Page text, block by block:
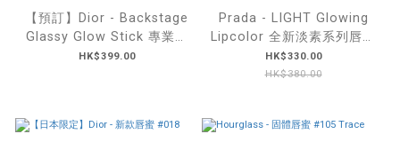
【預訂】Dior - Backstage
Glassy Glow Stick 專業後
台水光塑顏棒 8色
HK$399.00
Prada - LIGHT Glowing
Lipcolor 全新淡素系列唇膏
(#u014 / #u016 / #u018
/ #u019 / #u020)
HK$330.00
HK$380.00